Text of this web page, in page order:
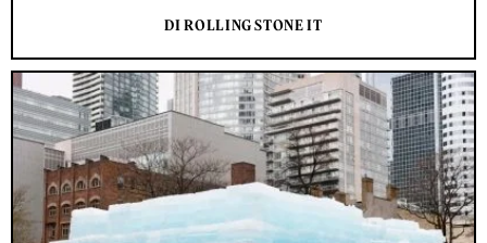
DI ROLLING STONE IT